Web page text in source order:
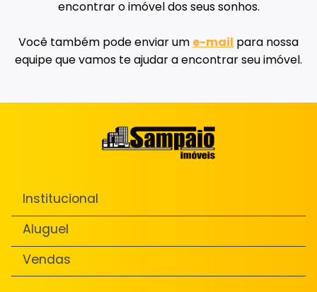
encontrar o imóvel dos seus sonhos.
Você também pode enviar um e-mail para nossa
equipe que vamos te ajudar a encontrar seu imóvel.
Institucional
Aluguel
Vendas